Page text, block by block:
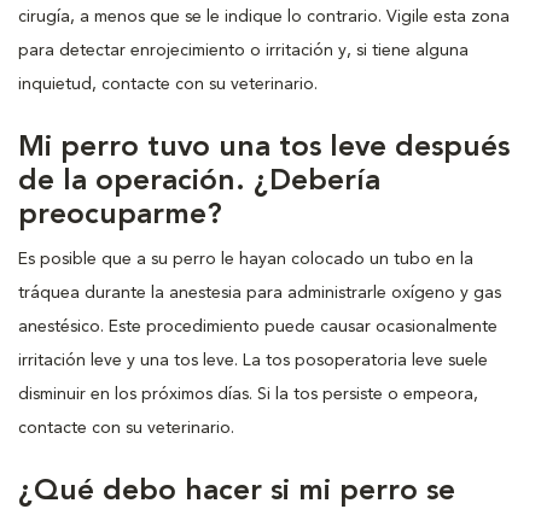
cirugía, a menos que se le indique lo contrario. Vigile esta zona
para detectar enrojecimiento o irritación y, si tiene alguna
inquietud, contacte con su veterinario.
Mi perro tuvo una tos leve después
de la operación. ¿Debería
preocuparme?
Es posible que a su perro le hayan colocado un tubo en la
tráquea durante la anestesia para administrarle oxígeno y gas
anestésico. Este procedimiento puede causar ocasionalmente
irritación leve y una tos leve. La tos posoperatoria leve suele
disminuir en los próximos días. Si la tos persiste o empeora,
contacte con su veterinario.
¿Qué debo hacer si mi perro se